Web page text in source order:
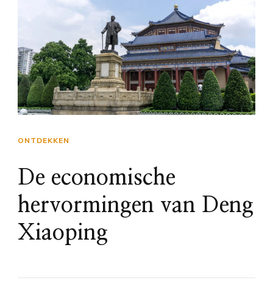
ONTDEKKEN
De economische
hervormingen van Deng
Xiaoping